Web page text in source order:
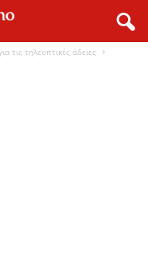
τις τηλεοπτικές άδειες